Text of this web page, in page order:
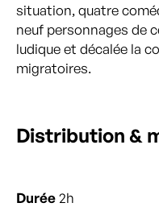
situation, quatre
neuf personnages de
ludique et décalée la
migratoires.
Distribution &
Durée2h